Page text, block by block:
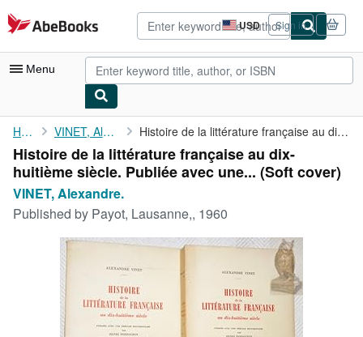
Skip to main content
AbeBooks.com USD
Site
shopping
preferences
Sign in
Menu
My Account
My Purchases
Advanced Search
Browse Collections
Rare Books
Art & Collectibles
Textbooks
Home VINET, Alexandre. Histoire de la littérature française au dix-huitième siècle. ...
Histoire de la littérature française au dix-
huitième siècle. Publiée avec une... (Soft cover)
VINET, Alexandre.
Published by Payot, Lausanne,, 1960